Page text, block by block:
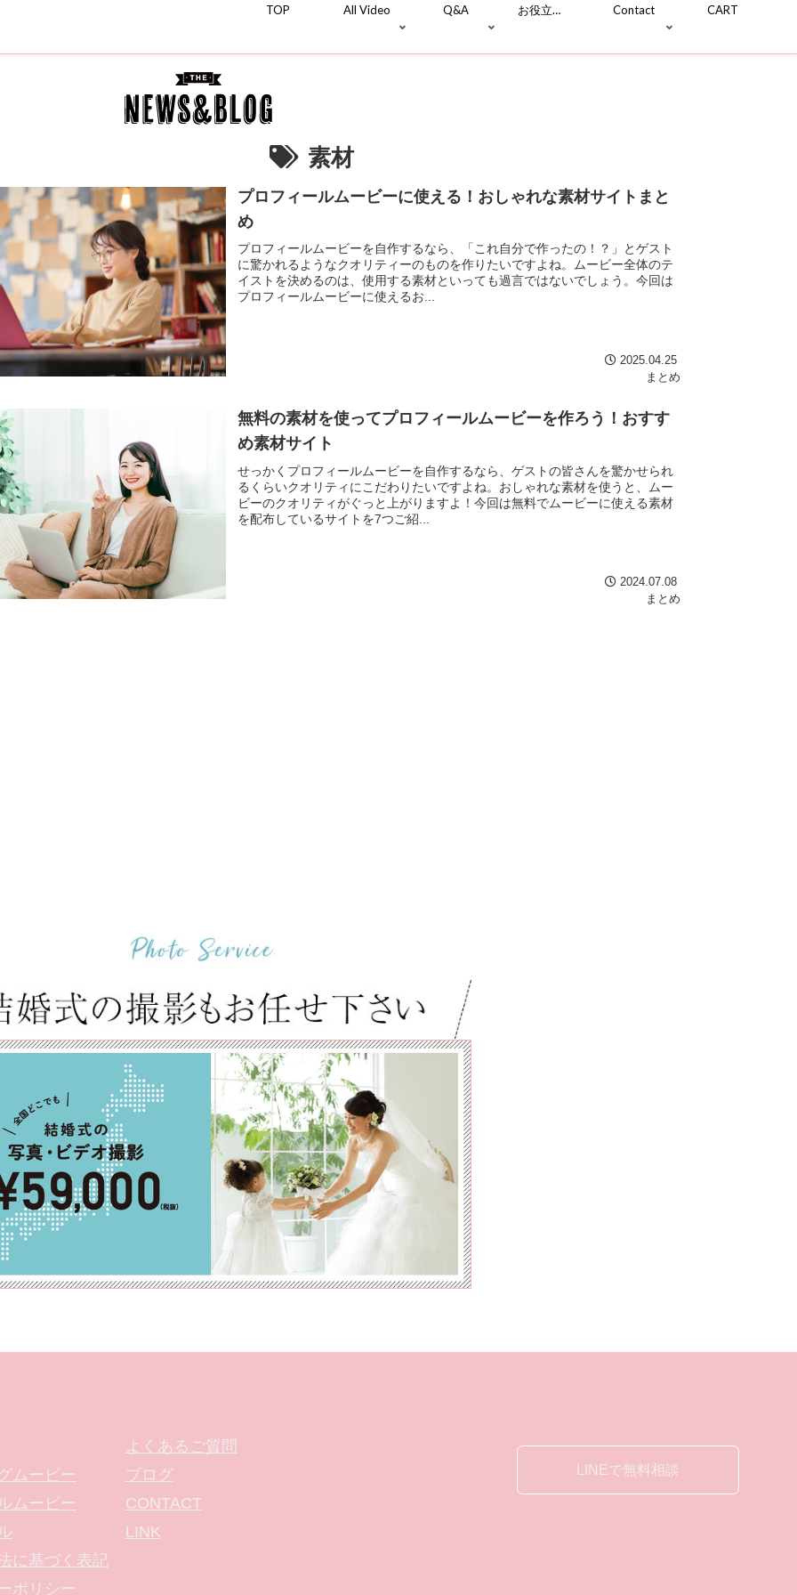
TOP All Video Q&A お役立ち情報 Contact CART
素材
プロフィールムービーに使える！おしゃれな素材サイトまと
め
プロフィールムービーを自作するなら、「これ自分で作ったの！？」とゲスト
に驚かれるようなクオリティーのものを作りたいですよね。ムービー全体のテ
イストを決めるのは、使用する素材といっても過言ではないでしょう。今回は
プロフィールムービーに使えるお...
2025.04.25
まとめ
無料の素材を使ってプロフィールムービーを作ろう！おすす
め素材サイト
せっかくプロフィールムービーを自作するなら、ゲストの皆さんを驚かせられ
るくらいクオリティにこだわりたいですよね。おしゃれな素材を使うと、ムー
ビーのクオリティがぐっと上がりますよ！今回は無料でムービーに使える素材
を配布しているサイトを7つご紹...
2024.07.08
まとめ
ムービー
ムービー
よくあるご質問
ブログ
CONTACT
LINK
に基づく表記
ポリシー
LINEで無料相談